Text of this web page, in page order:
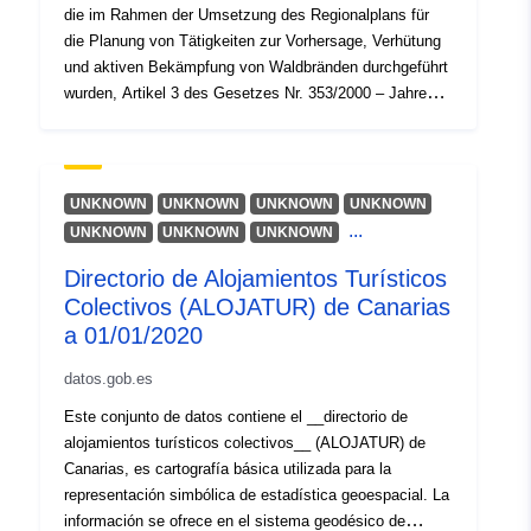
die im Rahmen der Umsetzung des Regionalplans für
die Planung von Tätigkeiten zur Vorhersage, Verhütung
und aktiven Bekämpfung von Waldbränden durchgeführt
wurden, Artikel 3 des Gesetzes Nr. 353/2000 – Jahre
thematischen Karte der Forstarten 2006
(Sommerklassifikation durch Tammaro F.)
UNKNOWN UNKNOWN UNKNOWN
UNKNOWN
UNKNOWN
UNKNOWN UNKNOWN ...
Directorio de Alojamientos Turísticos
Colectivos (ALOJATUR) de Canarias
a 01/01/2020
datos.gob.es
Este conjunto de datos contiene el __directorio de
alojamientos turísticos colectivos__ (ALOJATUR) de
Canarias, es cartografía básica utilizada para la
representación simbólica de estadística geoespacial. La
información se ofrece en el sistema geodésico de